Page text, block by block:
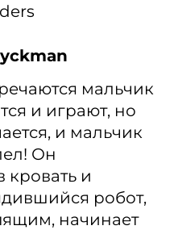
мальчик
и играют, но
и мальчик
Он
кровать и
робот,
начинает